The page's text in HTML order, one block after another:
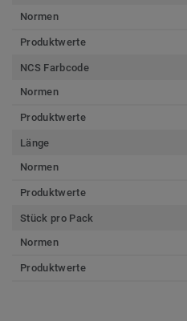
Normen
Produktwerte
NCS Farbcode
Normen
Produktwerte
Länge
Normen
Produktwerte
Stück pro Pack
Normen
Produktwerte